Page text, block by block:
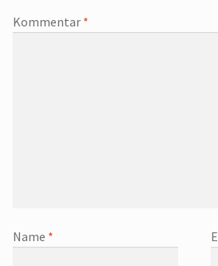
Kommentar *
Name *